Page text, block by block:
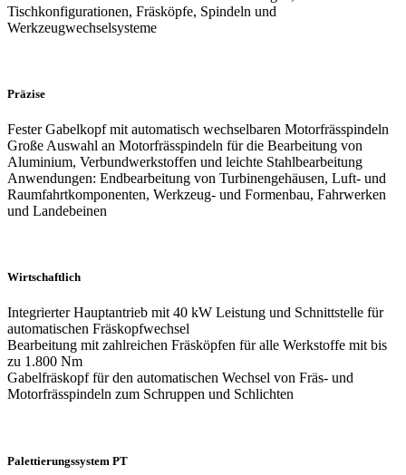
Tischkonfigurationen, Fräsköpfe, Spindeln und
Werkzeugwechselsysteme
Präzise
Fester Gabelkopf mit automatisch wechselbaren Motorfrässpindeln
Große Auswahl an Motorfrässpindeln für die Bearbeitung von
Aluminium, Verbundwerkstoffen und leichte Stahlbearbeitung
Anwendungen: Endbearbeitung von Turbinengehäusen, Luft- und
Raumfahrtkomponenten, Werkzeug- und Formenbau, Fahrwerken
und Landebeinen
Wirtschaftlich
Integrierter Hauptantrieb mit 40 kW Leistung und Schnittstelle für
automatischen Fräskopfwechsel
Bearbeitung mit zahlreichen Fräsköpfen für alle Werkstoffe mit bis
zu 1.800 Nm
Gabelfräskopf für den automatischen Wechsel von Fräs- und
Motorfrässpindeln zum Schruppen und Schlichten
Palettierungssystem PT